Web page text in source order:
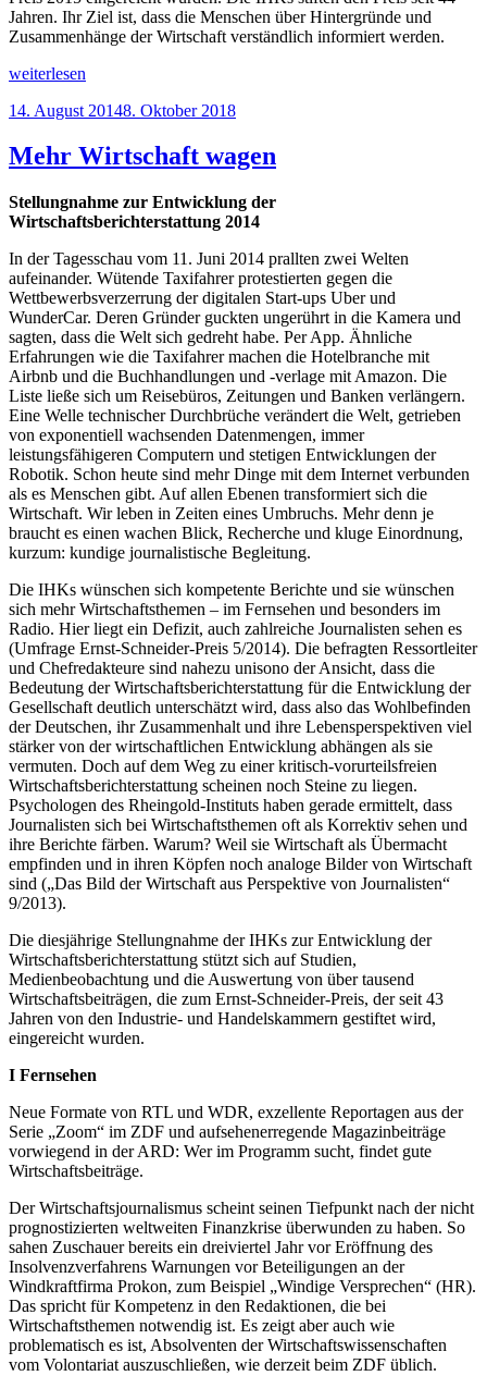
Jahren. Ihr Ziel ist, dass die Menschen über Hintergründe und
Zusammenhänge der Wirtschaft verständlich informiert werden.
„Das
Bild
weiterlesen
Veröffentlicht
14. August 20148. Oktober 2018
Mehr Wirtschaft wagen
Stellungnahme zur Entwicklung der
Wirtschaftsberichterstattung 2014
In der Tagesschau vom 11. Juni 2014 prallten zwei Welten
aufeinander. Wütende Taxifahrer pro­testierten gegen die
Wettbewerbsverzerrung der digitalen Start-ups Uber und
WunderCar. Deren Gründer guckten ungerührt in die Kamera und
sagten, dass die Welt sich gedreht habe. Per App. Ähnliche
Erfahrungen wie die Taxifahrer machen die Hotelbranche mit
Airbnb und die Buchhandlungen und -verlage mit Amazon. Die
Liste ließe sich um Reisebüros, Zeitungen und Banken verlängern.
Eine Welle technischer Durchbrüche verändert die Welt, getrieben
von exponentiell wachsenden Datenmengen, immer
leistungsfähigeren Computern und stetigen Entwicklungen der
Robotik. Schon heute sind mehr Dinge mit dem Internet verbunden
als es Menschen gibt. Auf allen Ebenen transformiert sich die
Wirtschaft. Wir leben in Zeiten eines Umbruchs. Mehr denn je
braucht es einen wachen Blick, Recherche und kluge Einordnung,
kurzum: kundige journalistische Begleitung.
Die IHKs wünschen sich kompetente Berichte und sie wünschen
sich mehr Wirtschaftsthemen – im Fernsehen und besonders im
Radio. Hier liegt ein Defizit, auch zahlreiche Journalisten sehen es
(Umfrage Ernst-Schneider-Preis 5/2014). Die befragten Ressortleiter
und Chefredakteure sind nahezu unisono der Ansicht, dass die
Bedeutung der Wirtschaftsberichterstattung für die Entwicklung der
Gesellschaft deutlich unterschätzt wird, dass also das Wohlbefinden
der Deutschen, ihr Zusammenhalt und ihre Lebensperspektiven viel
stärker von der wirtschaftlichen Entwicklung abhängen als sie
vermuten. Doch auf dem Weg zu einer kritisch-vorurteilsfreien
Wirtschaftsberichterstattung scheinen noch Steine zu liegen.
Psychologen des Rheingold-Instituts haben gerade ermittelt, dass
Journalisten sich bei Wirtschaftsthemen oft als Korrektiv sehen und
ihre Berichte färben. Warum? Weil sie Wirtschaft als Übermacht
empfinden und in ihren Köpfen noch analoge Bilder von Wirtschaft
sind („Das Bild der Wirtschaft aus Perspektive von Journalisten“
9/2013).
Die diesjährige Stellungnahme der IHKs zur Entwicklung der
Wirtschaftsberichterstattung stützt sich auf Studien,
Medienbeobachtung und die Auswertung von über tausend
Wirtschaftsbeiträgen, die zum Ernst-Schneider-Preis, der seit 43
Jahren von den Industrie- und Handelskammern gestiftet wird,
eingereicht wurden.
I Fernsehen
Neue Formate von RTL und WDR, exzellente Reportagen aus der
Serie „Zoom“ im ZDF und aufsehenerregende Magazinbeiträge
vorwiegend in der ARD: Wer im Programm sucht, findet gute
Wirtschaftsbeiträge.
Der Wirtschaftsjournalismus scheint seinen Tiefpunkt nach der nicht
prognostizierten weltweiten Finanzkrise überwunden zu haben. So
sahen Zuschauer bereits ein dreiviertel Jahr vor Eröffnung des
Insolvenzverfahrens Warnungen vor Beteiligungen an der
Windkraftfirma Prokon, zum Beispiel „Windige Versprechen“ (HR).
Das spricht für Kompetenz in den Redaktionen, die bei
Wirtschaftsthemen notwendig ist. Es zeigt aber auch wie
problematisch es ist, Absolventen der Wirtschaftswissenschaften
vom Volontariat auszuschließen, wie derzeit beim ZDF üblich.